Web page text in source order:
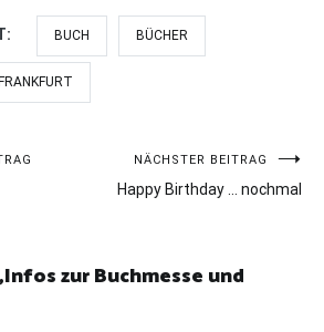
BUCH BÜCHER
NÄCHSTER BEITRAG
Happy Birthday … nochmal
Infos zur Buchmesse und